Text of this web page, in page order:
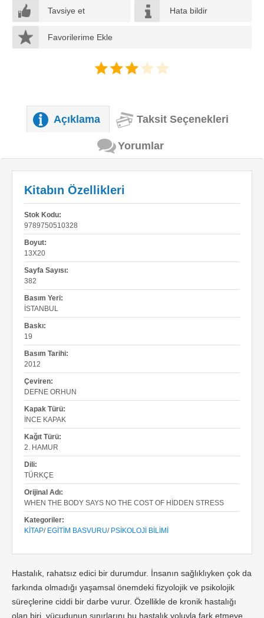
Tavsiye et Hata bildir
Favorilerime Ekle
Açıklama Taksit Seçenekleri
Yorumlar
Kitabın Özellikleri
Stok Kodu:
9789750510328
Boyut:
13X20
Sayfa Sayısı:
382
Basım Yeri:
İSTANBUL
Baskı:
19
Basım Tarihi:
2012
Çeviren:
DEFNE ORHUN
Kapak Türü:
İNCE KAPAK
Kağıt Türü:
2. HAMUR
Dili:
TÜRKÇE
Orijinal Adı:
WHEN THE BODY SAYS NO THE COST OF HIDDEN STRESS
Kategoriler:
KITAP/ EGITIM BASVURU/ PSIKOLOJI BILIMI
Hastalık, rahatsız edici bir durumdur. İnsanın sağlıklıyken çok da
farkında olmadığı yaşamsal önemdeki fizyolojik ve psikolojik
süreçlerine ciddi bir darbe vurur. Özellikle de kronik hastalığı
olan biri, vücudunun sınırlarını bu hastalık yoluyla fark etmeye